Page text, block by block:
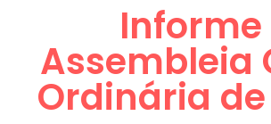
Informe
Assembleia
Ordinária